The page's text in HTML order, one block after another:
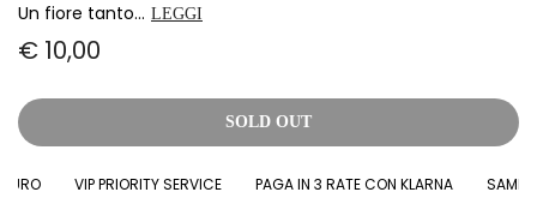
Un fiore tanto... LEGGI
€ 10,00
SOLD OUT
VIP PRIORITY SERVICE PAGA IN 3 RATE CON KLARNA